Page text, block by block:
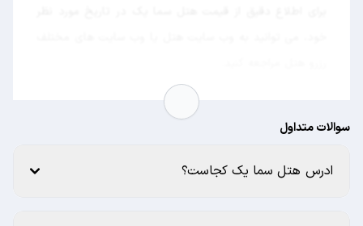
سوالات متداول
ادرس هتل سما یک کجاست؟